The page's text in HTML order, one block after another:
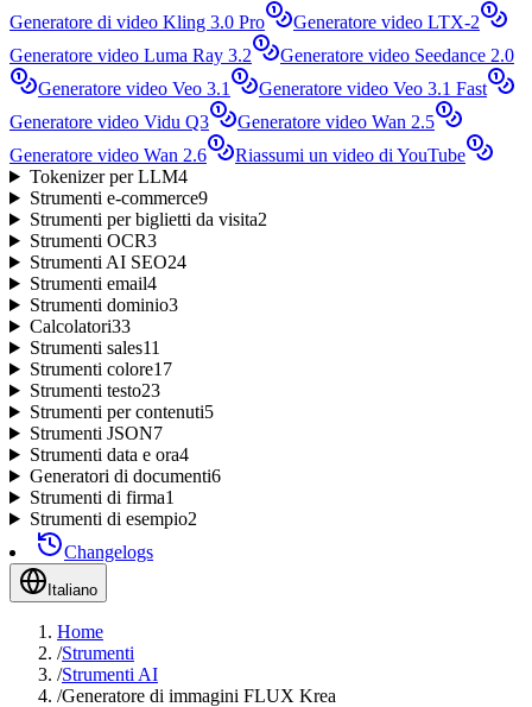
Generatore di video Kling 3.0 Pro
Generatore video LTX-2
Generatore video Luma Ray 3.2
Generatore video Seedance 2.0
Generatore video Veo 3.1
Generatore video Veo 3.1 Fast
Generatore video Vidu Q3
Generatore video Wan 2.5
Generatore video Wan 2.6
Riassumi un video di YouTube
Tokenizer per LLM4
Strumenti e-commerce9
Strumenti per biglietti da visita2
Strumenti OCR3
Strumenti AI SEO24
Strumenti email4
Strumenti dominio3
Calcolatori33
Strumenti sales11
Strumenti colore17
Strumenti testo23
Strumenti per contenuti5
Strumenti JSON7
Strumenti data e ora4
Generatori di documenti6
Strumenti di firma1
Strumenti di esempio2
Changelogs
Italiano
Home
/Strumenti
/Strumenti AI
/Generatore di immagini FLUX Krea